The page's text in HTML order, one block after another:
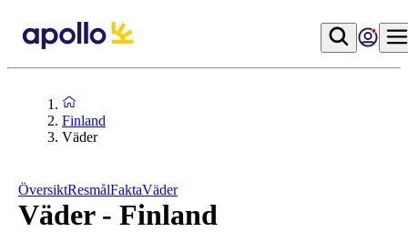
Finland
Väder
ÖversiktResmålFaktaVäder
Väder - Finland